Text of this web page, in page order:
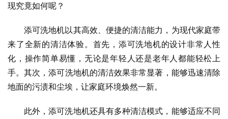
现究竟如何呢？
添可洗地机以其高效、便捷的清洁能力，为现代家庭带
来了全新的清洁体验。首先，添可洗地机的设计非常人性
化，操作简单易懂，无论是年轻人还是老年人都能轻松上
手。其次，添可洗地机的清洁效果非常显著，能够迅速清除
地面的污渍和尘埃，让家庭环境焕然一新。
此外，添可洗地机还具有多种清洁模式，能够适应不同